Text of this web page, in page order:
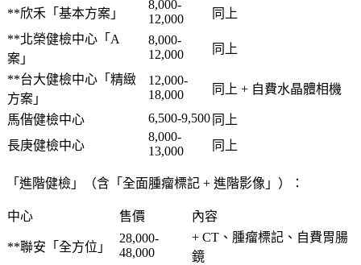
**欣禾「基本方案」
8,000-
12,000
同上
**北榮健檢中心「A
案」
8,000-
12,000
同上
**台大健檢中心「精緻
方案」
12,000-
18,000
同上 + 自費水晶體相機
馬偕健檢中心 6,500-9,500 同上
長庚健檢中心
8,000-
13,000
同上
「進階健檢」（含「全面腫瘤標記 + 進階影像」）：
中心 售價 內容
**聯安「全方位」
28,000-
48,000
+ CT、腫瘤標記、自費胃腸
鏡